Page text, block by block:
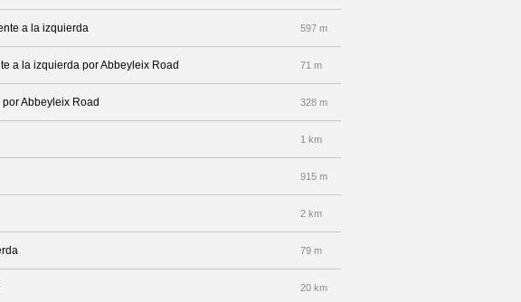
a la izquierda 597 m
a la izquierda por Abbeyleix Road 71 m
Abbeyleix Road 328 m
1 km
915 m
2 km
79 m
20 km